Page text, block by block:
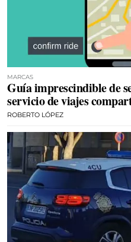
MARCAS
Guía imprescindible de
servicio de viajes
ROBERTO LÓPEZ